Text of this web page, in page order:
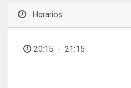
Horarios
20:15 -21:15